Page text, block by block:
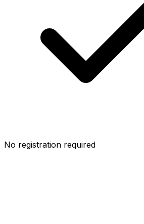
No registration required